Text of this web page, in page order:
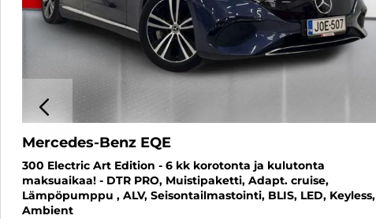
FÖREGÅENDE
Mercedes-Benz EQE
300 Electric Art Edition - 6 kk korotonta ja kulutonta
maksuaikaa! - DTR PRO, Muistipaketti, Adapt. cruise,
Lämpöpumppu , ALV, Seisontailmastointi, BLIS, LED, Keyless,
Ambient